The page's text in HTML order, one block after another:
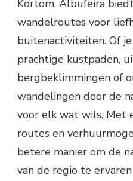
Kortom, Albufeira
wandelroutes voor
buitenactiviteiten. Of
prachtige kustpaden,
bergbeklimmingen of
wandelingen door de
voor elk wat wils. Met
routes en
betere manier om de
van de regio te